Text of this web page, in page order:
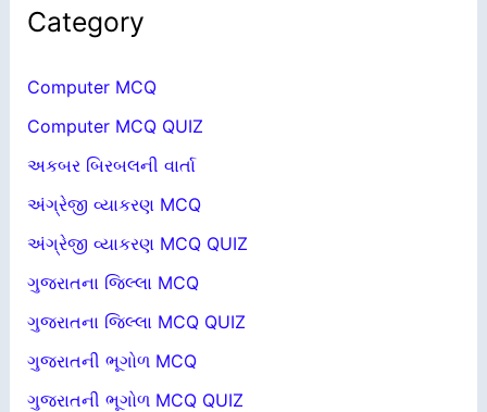
Category
Computer MCQ
Computer MCQ QUIZ
અકબર બિરબલની વાર્તા
અંગ્રેજી વ્યાકરણ MCQ
અંગ્રેજી વ્યાકરણ MCQ QUIZ
ગુજરાતના જિલ્લા MCQ
ગુજરાતના જિલ્લા MCQ QUIZ
ગુજરાતની ભૂગોળ MCQ
ગુજરાતની ભૂગોળ MCQ QUIZ